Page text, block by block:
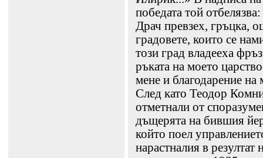
победата той
Драч превзех, гръцка,
градовете, които се
този град владееха
ръката на моето
мене и благодарение на
След като Теодор
отметнали от
дъщерята на бившия
който поел
нарастналия в